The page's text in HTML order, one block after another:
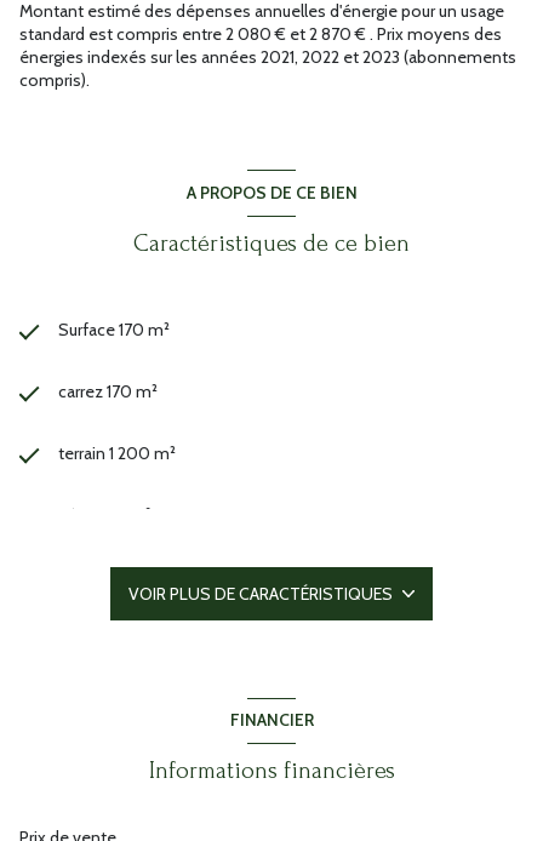
Montant estimé des dépenses annuelles d'énergie pour un usage
standard est compris entre 2 080 € et 2 870 € . Prix moyens des
énergies indexés sur les années 2021, 2022 et 2023 (abonnements
compris).
A PROPOS DE CE BIEN
Caractéristiques de ce bien
Surface 170 m²
carrez 170 m²
terrain 1 200 m²
séjour 47 m²
cuisine américaine (équipée)
VOIR PLUS DE CARACTÉRISTIQUES
FINANCIER
Informations financières